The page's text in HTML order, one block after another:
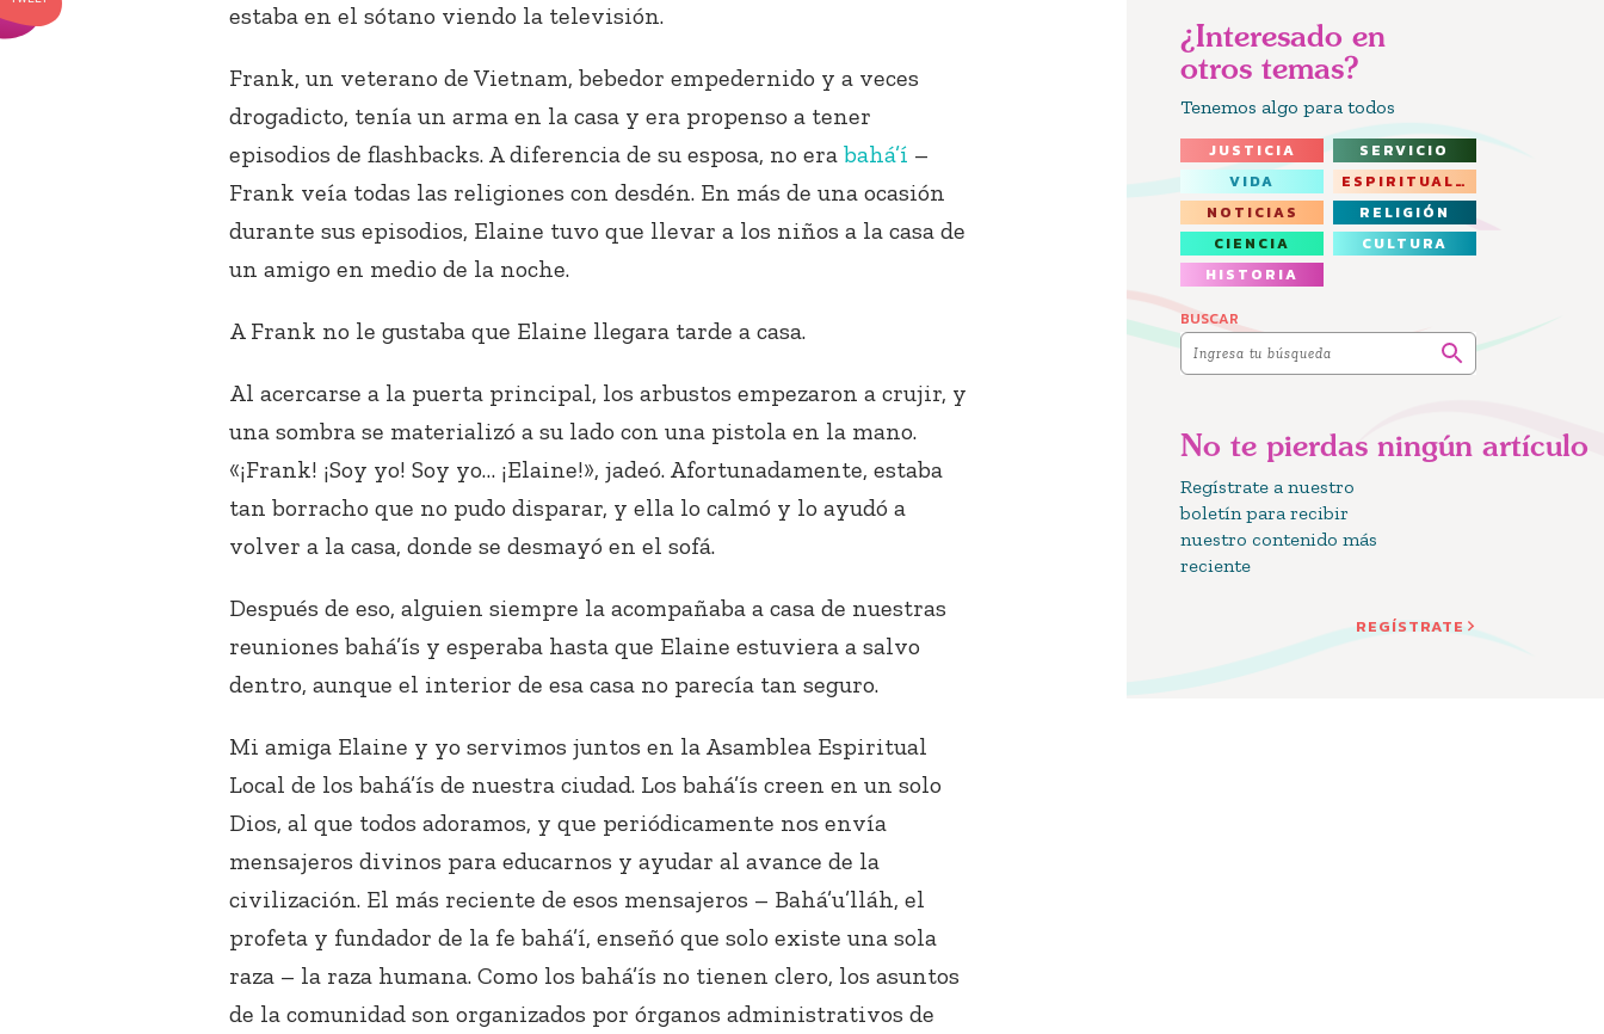
¿Interesado en
otros temas?
Tenemos algo para todos
JUSTICIA
SERVICIO
VIDA
ESPIRITUALIDAD
NOTICIAS
RELIGIÓN
CIENCIA
CULTURA
HISTORIA
BUSCAR
No te pierdas ningún artículo
Regístrate a nuestro
boletín para recibir
nuestro contenido más
reciente
REGÍSTRATE
estaba en el sótano viendo la televisión.
Frank, un veterano de Vietnam, bebedor empedernido y a veces
drogadicto, tenía un arma en la casa y era propenso a tener
episodios de flashbacks. A diferencia de su esposa, no era bahá’í –
Frank veía todas las religiones con desdén. En más de una ocasión
durante sus episodios, Elaine tuvo que llevar a los niños a la casa de
un amigo en medio de la noche.
A Frank no le gustaba que Elaine llegara tarde a casa.
Al acercarse a la puerta principal, los arbustos empezaron a crujir, y
una sombra se materializó a su lado con una pistola en la mano.
«¡Frank! ¡Soy yo! Soy yo… ¡Elaine!», jadeó. Afortunadamente, estaba
tan borracho que no pudo disparar, y ella lo calmó y lo ayudó a
volver a la casa, donde se desmayó en el sofá.
Después de eso, alguien siempre la acompañaba a casa de nuestras
reuniones bahá’ís y esperaba hasta que Elaine estuviera a salvo
dentro, aunque el interior de esa casa no parecía tan seguro.
Mi amiga Elaine y yo servimos juntos en la Asamblea Espiritual
Local de los bahá’ís de nuestra ciudad. Los bahá’ís creen en un solo
Dios, al que todos adoramos, y que periódicamente nos envía
mensajeros divinos para educarnos y ayudar al avance de la
civilización. El más reciente de esos mensajeros – Bahá’u’lláh, el
profeta y fundador de la fe bahá’í, enseñó que solo existe una sola
raza – la raza humana. Como los bahá’ís no tienen clero, los asuntos
de la comunidad son organizados por órganos administrativos de
Conecta con
los Bahá'ís de